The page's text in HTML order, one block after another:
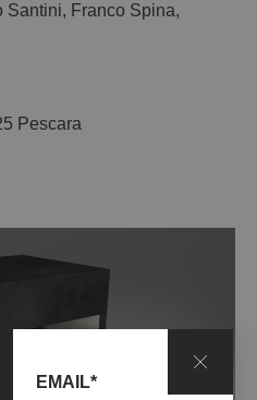
Santini, Franco Spina,
Pescara
EMAIL*